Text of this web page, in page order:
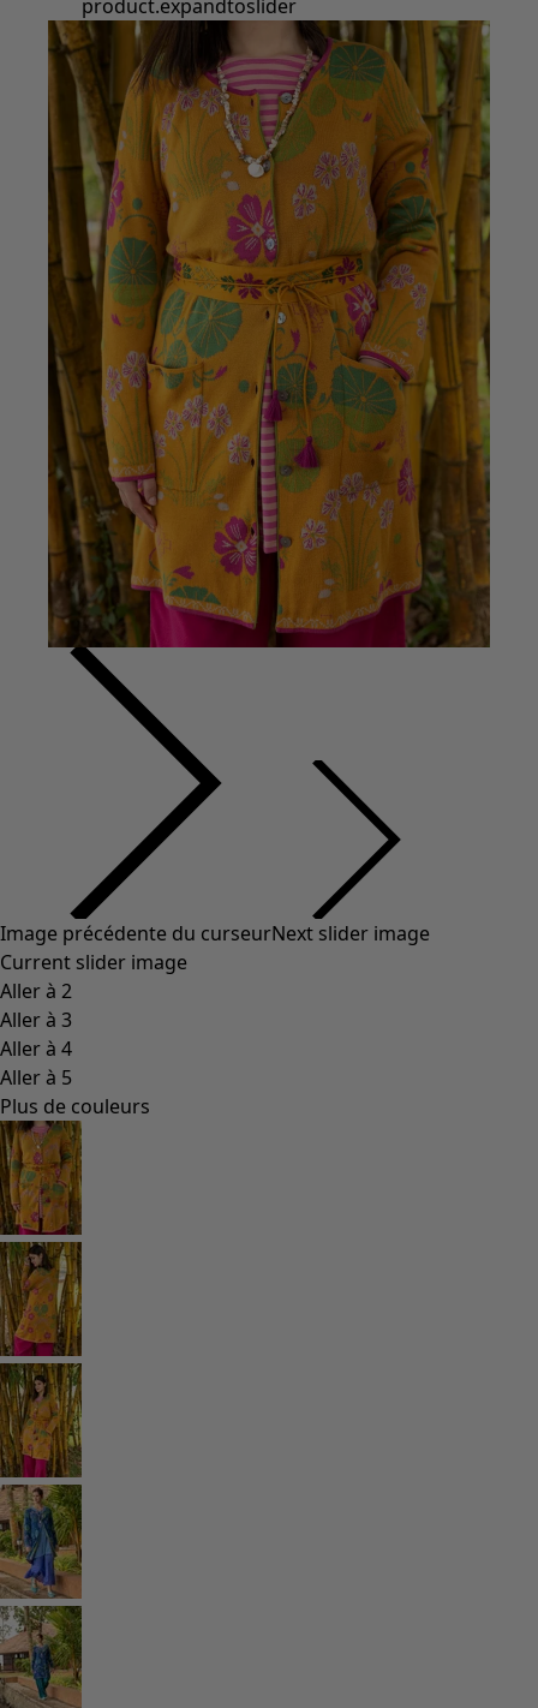
product.expandtoslider
Image précédente du curseurNext slider image
Current slider image
Aller à 2
Aller à 3
Aller à 4
Aller à 5
Plus de couleurs